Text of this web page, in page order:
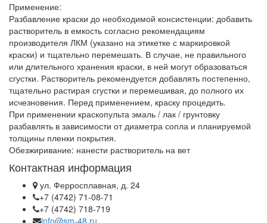
Применение:
Разбавление краски до необходимой консистенции: добавить
растворитель в емкость согласно рекомендациям
производителя ЛКМ (указано на этикетке с маркировкой
краски) и тщательно перемешать. В случае, не правильного
или длительного хранения краски, в ней могут образоваться
сгустки. Растворитель рекомендуется добавлять постепенно,
тщательно растирая сгустки и перемешивая, до полного их
исчезновения. Перед применением, краску процедить.
При применении краскопульта эмаль / лак / грунтовку
разбавлять в зависимости от диаметра сопла и планируемой
толщины пленки покрытия.
Обезжиривание: нанести растворитель на вет
Контактная информация
ул. Ферросплавная, д. 24
+7 (4742) 71-08-71
+7 (4742) 718-719